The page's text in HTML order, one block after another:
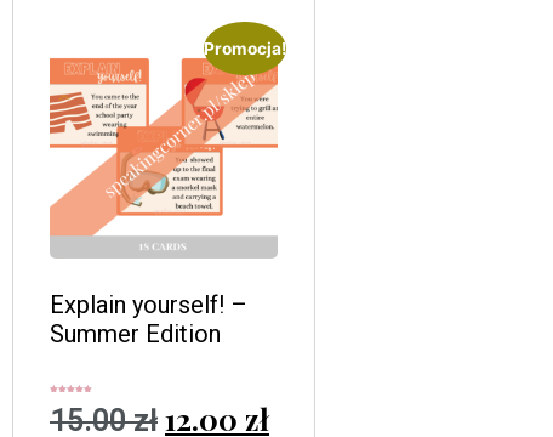
Promocja!
Explain yourself! –
Summer Edition
5.00
na 5
15.00zł 12.00 zł